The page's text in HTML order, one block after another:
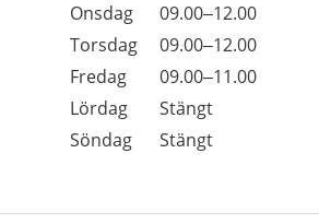
Onsdag
09.00–12.00
Torsdag
09.00–12.00
Fredag
09.00–11.00
Lördag
Stängt
Söndag
Stängt